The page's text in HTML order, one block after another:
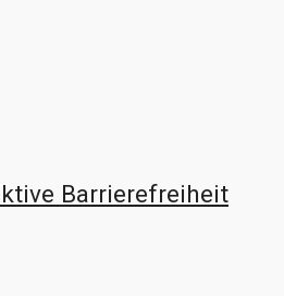
Barrierefreiheit